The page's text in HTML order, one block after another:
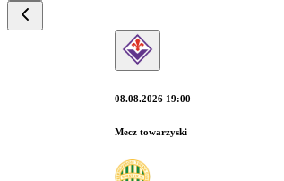
08.08.2026 19:00
Mecz towarzyski